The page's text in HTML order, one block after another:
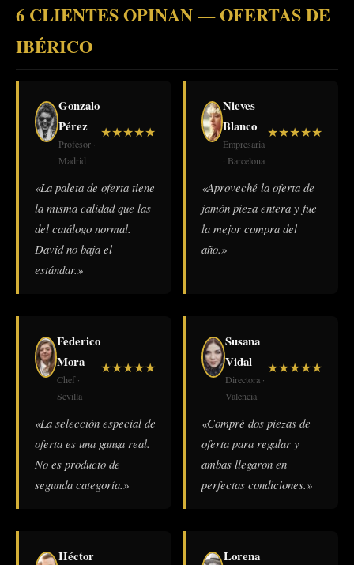
6 CLIENTES OPINAN — OFERTAS DE
IBÉRICO
Gonzalo
Pérez
Profesor ·
Madrid
★★★★★
«La paleta de oferta tiene
la misma calidad que las
del catálogo normal.
David no baja el
estándar.»
Nieves
Blanco
Empresaria
· Barcelona
★★★★★
«Aproveché la oferta de
jamón pieza entera y fue
la mejor compra del
año.»
Federico
Mora
Chef ·
Sevilla
★★★★★
«La selección especial de
oferta es una ganga real.
No es producto de
segunda categoría.»
Susana
Vidal
Directora ·
Valencia
★★★★★
«Compré dos piezas de
oferta para regalar y
ambas llegaron en
perfectas condiciones.»
Héctor Lorena